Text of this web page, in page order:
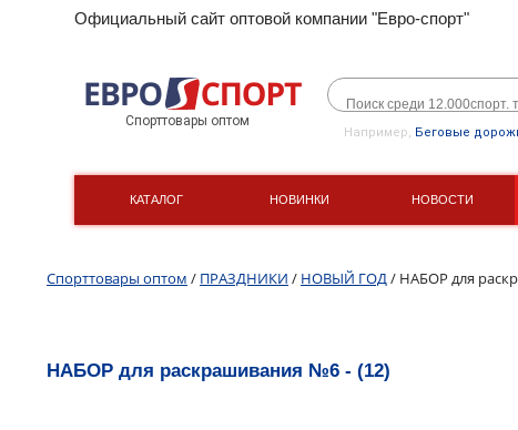
Официальный сайт оптовой компании "Евро-спорт"
Спорттовары оптом
Например, Беговые
КАТАЛОГ НОВИНКИ НОВОСТИ
Спорттовары оптом / ПРАЗДНИКИ / НОВЫЙ ГОД / НАБОР для
НАБОР для раскрашивания №6 - (12)